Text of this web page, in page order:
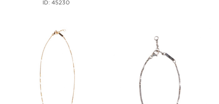
ID: 45230